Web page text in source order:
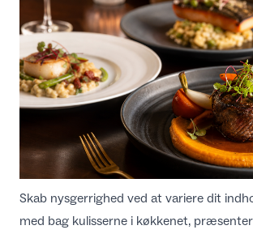
Skab nysgerrighed ved at variere dit
med bag kulisserne i køkkenet,